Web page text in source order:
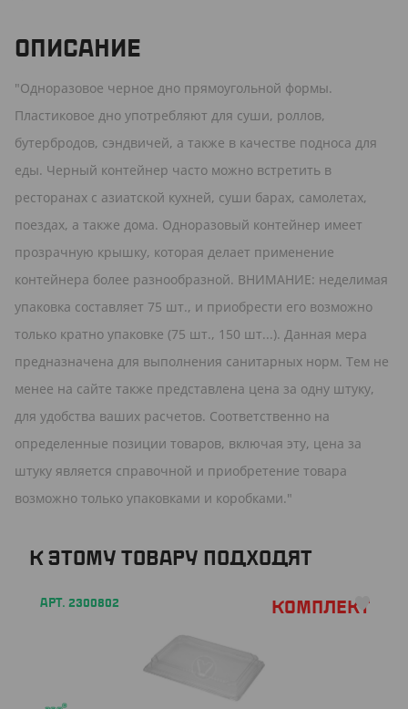
ОПИСАНИЕ
"Одноразовое черное дно прямоугольной формы.
Пластиковое дно употребляют для суши, роллов,
бутербродов, сэндвичей, а также в качестве подноса для
еды. Черный контейнер часто можно встретить в
ресторанах с азиатской кухней, суши барах, самолетах,
поездах, а также дома. Одноразовый контейнер имеет
прозрачную крышку, которая делает применение
контейнера более разнообразной. ВНИМАНИЕ: неделимая
упаковка составляет 75 шт., и приобрести его возможно
только кратно упаковке (75 шт., 150 шт...). Данная мера
предназначена для выполнения санитарных норм. Тем не
менее на сайте также представлена цена за одну штуку,
для удобства ваших расчетов. Соответственно на
определенные позиции товаров, включая эту, цена за
штуку является справочной и приобретение товара
возможно только упаковками и коробками."
К ЭТОМУ ТОВАРУ ПОДХОДЯТ
АРТ. 2300802 Комплект